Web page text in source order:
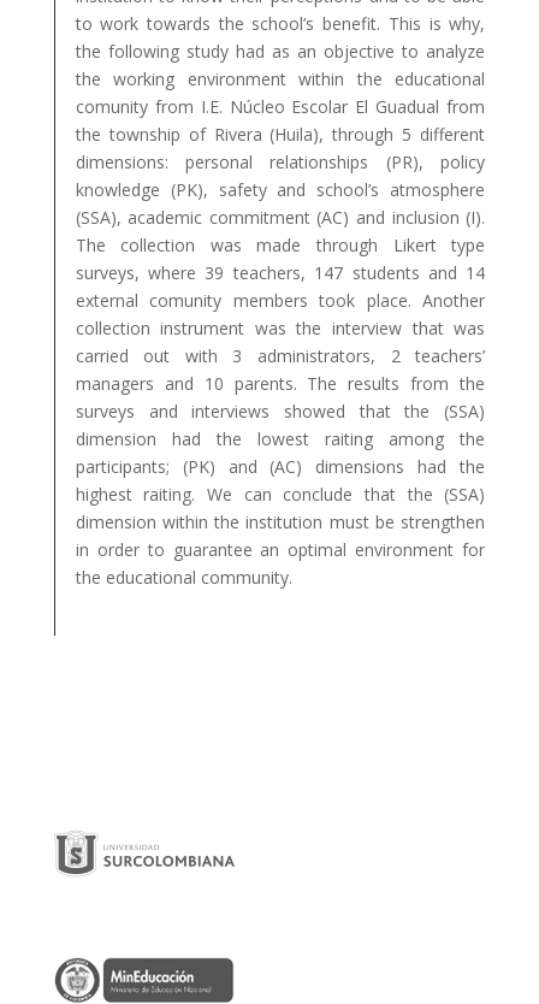
to work towards the school’s benefit. This is why,
the following study had as an objective to analyze
the working environment within the educational
comunity from I.E. Núcleo Escolar El Guadual from
the township of Rivera (Huila), through 5 different
dimensions: personal relationships (PR), policy
knowledge (PK), safety and school’s atmosphere
(SSA), academic commitment (AC) and inclusion (I).
The collection was made through Likert type
surveys, where 39 teachers, 147 students and 14
external comunity members took place. Another
collection instrument was the interview that was
carried out with 3 administrators, 2 teachers’
managers and 10 parents. The results from the
surveys and interviews showed that the (SSA)
dimension had the lowest raiting among the
participants; (PK) and (AC) dimensions had the
highest raiting. We can conclude that the (SSA)
dimension within the institution must be strengthen
in order to guarantee an optimal environment for
the educational community.